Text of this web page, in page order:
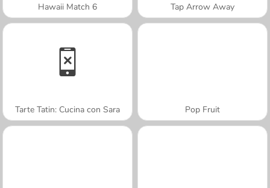
Hawaii Match 6 Tap Arrow Away
Tarte Tatin: Cucina con Sara Pop Fruit